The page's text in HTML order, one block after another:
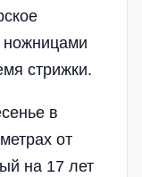
ножницами
стрижки.
в
от
на 17 лет